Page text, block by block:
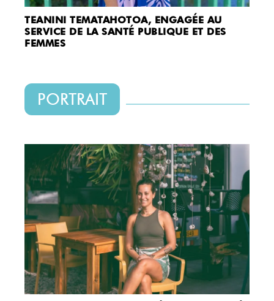
TEANINI TEMATAHOTOA, ENGAGÉE AU
SERVICE DE LA SANTÉ PUBLIQUE ET DES
FEMMES
PORTRAIT